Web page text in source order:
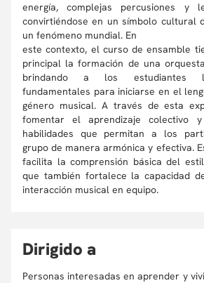
energía, complejas percusiones y
convirtiéndose en un símbolo cultural
un fenómeno mundial. En
este contexto, el curso de ensamble
principal la formación de una
brindando a los estudiantes
fundamentales para iniciarse en el
género musical. A través de esta
fomentar el aprendizaje colectivo
habilidades que permitan a los
grupo de manera armónica y efectiva.
facilita la comprensión básica del
que también fortalece la capacidad
interacción musical en equipo.
Dirigido a
Personas interesadas en aprender y